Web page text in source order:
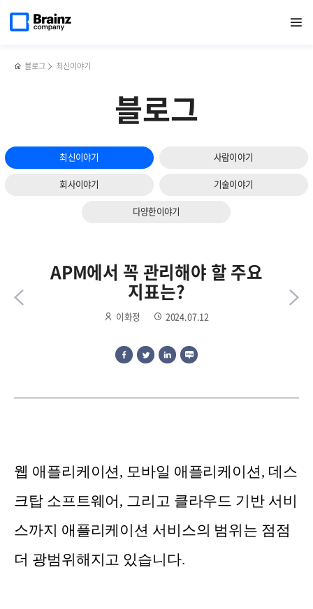
열기
페이지로
블로그 최신이야기
블로그
최신이야기 사람이야기
회사이야기 기술이야기
다양한이야기
성과를
APM에서 꼭 관리해야 할 주요
지표는?
이화정 2024.07.12
모니터링의
중요성과
웹 애플리케이션, 모바일 애플리케이션, 데스
크탑 소프트웨어, 그리고 클라우드 기반 서비
스까지 애플리케이션 서비스의 범위는 점점
더 광범위해지고 있습니다.
다음
슬라이드